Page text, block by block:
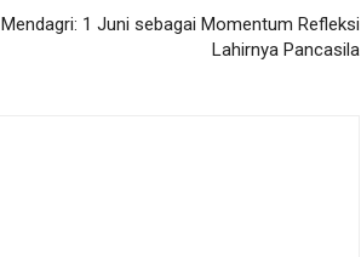
Mendagri: 1 Juni sebagai Momentum Refleksi
Lahirnya Pancasila